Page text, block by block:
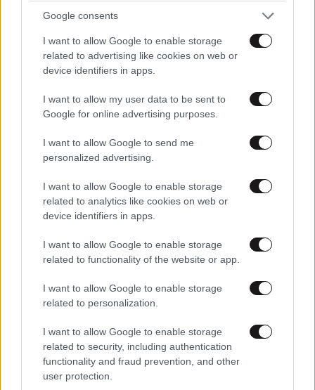
Google consents
I want to allow Google to enable storage
related to advertising like cookies on web or
device identifiers in apps.
I want to allow my user data to be sent to
Google for online advertising purposes.
I want to allow Google to send me
personalized advertising.
I want to allow Google to enable storage
related to analytics like cookies on web or
device identifiers in apps.
I want to allow Google to enable storage
related to functionality of the website or app.
I want to allow Google to enable storage
related to personalization.
I want to allow Google to enable storage
related to security, including authentication
functionality and fraud prevention, and other
user protection.
Xαρακτήρες: 0/1000
Διαβάστε και ακολουθήστε τους κανόνες σχολιασμού
TRENDING